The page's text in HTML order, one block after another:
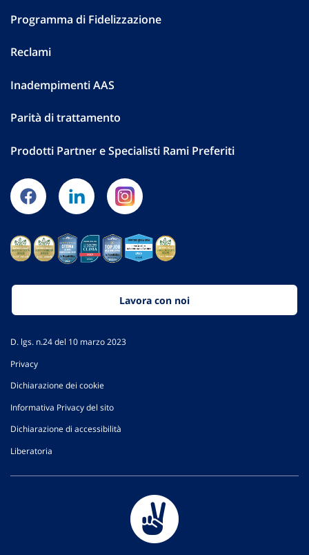
Programma di Fidelizzazione
Reclami
Inadempimenti AAS
Parità di trattamento
Prodotti Partner e Specialisti Rami Preferiti
Lavora con noi
D. lgs. n.24 del 10 marzo 2023
Privacy
Dichiarazione dei cookie
Informativa Privacy del sito
Dichiarazione di accessibilità
Liberatoria